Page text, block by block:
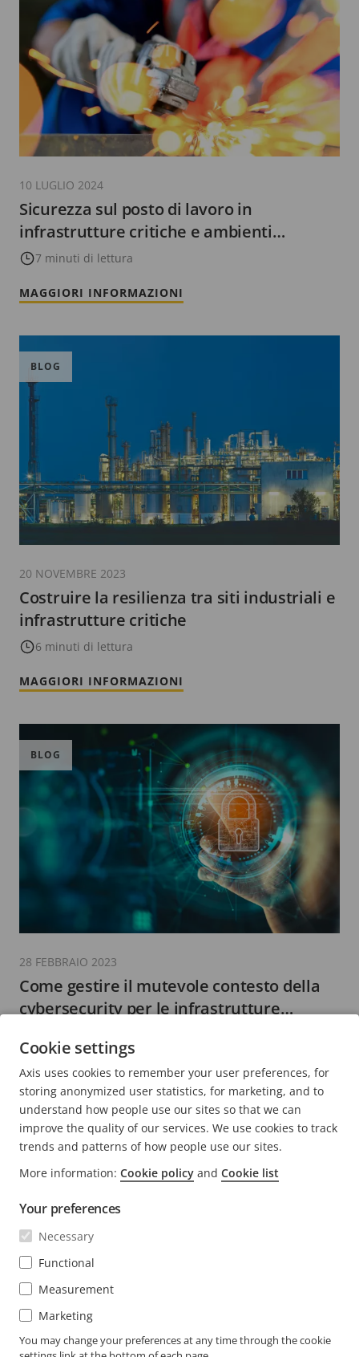
Sicurezza sul posto di lavoro in
infrastrutture critiche e ambienti
industriali: minimizzare i rischi,
7 minuti di lettura
10 LUGLIO 2024
MAGGIORI INFORMAZIONI
Costruire la resilienza tra siti industriali e
infrastrutture critiche
6 minuti di lettura
BLOG
20 NOVEMBRE 2023
MAGGIORI INFORMAZIONI
Come gestire il mutevole contesto della
cybersecurity per le infrastrutture
BLOG
28 FEBBRAIO 2023
MAGGIORI INFORMAZIONI
FOOTER
CONTATTO
Contattaci
Experience Center
NOVITÀ E STORIE
Casi di successo dei clienti
Life at Axis
Engineering at Axis
ISCRIVITI
Iscriviti alla newsletter
Iscriviti alle e-mail di notifica di sicurezza di Axis
ITALY / ITALIANO SALA STAMPA
Cookie settings
Axis uses cookies to remember your user preferences, for
storing anonymized user statistics, for marketing, and to
understand how people use our sites so that we can
improve the quality of our services. We use cookies to track
trends and patterns of how people use our sites.
More information: Cookie policy and Cookie list
Your preferences
Necessary
Functional
Measurement
Marketing
You may change your preferences at any time through the cookie